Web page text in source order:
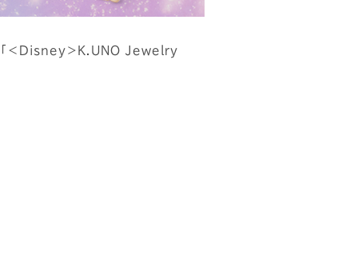
「＜Disney＞K.UNO Jewelry